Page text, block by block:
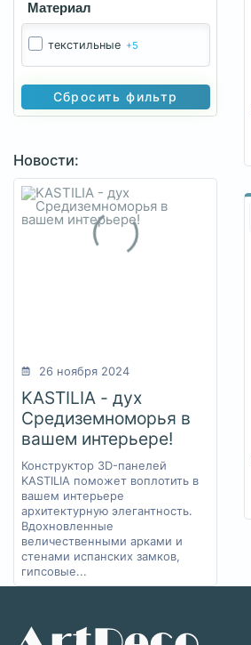
Материал
текстильные +5
Сбросить фильтр
Новости:
26 ноября 2024
KASTILIA - дух
Средиземноморья в
вашем интерьере!
Конструктор 3D-панелей
KASTILIA поможет воплотить в
вашем интерьере
архитектурную элегантность.
Вдохновленные
величественными арками и
стенами испанских замков,
гипсовые...